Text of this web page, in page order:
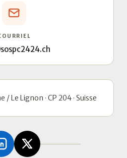
/ Le Lignon · CP 204 · Suisse